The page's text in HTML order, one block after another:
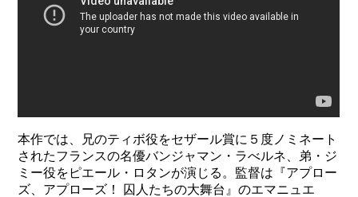
本作では、兄のティボ役をセザール賞に５度ノミネート
されたフランスの名優バンジャマン・ラべルネ、弟・ジ
ミー役をピエール・ロタンが演じる。監督は『アプロー
ズ、アプローズ！ 囚人たちの大舞台』のエマニュエ